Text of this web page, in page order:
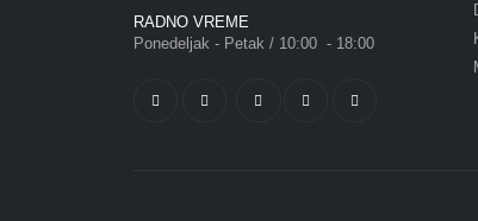
RADNO VREME
Ponedeljak - Petak / 10:00 - 18:00